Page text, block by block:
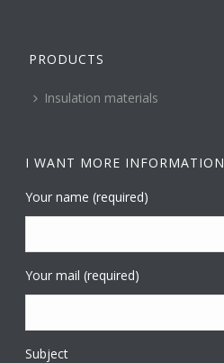
PRODUCTS
Insulation materials
I WANT MORE INFORMATION
Your name (required)
Your mail (required)
Subject